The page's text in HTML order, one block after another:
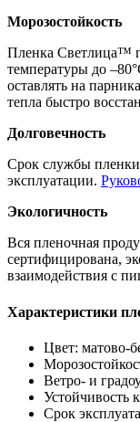
Морозостойкость
Пленка Светлица™
температуры до
оставлять на
тепла быстро
Долговечность
Срок службы пленки
эксплуатации.
Экологичность
Вся пленочная
сертифицирована,
взаимодействия с
Характеристики
Цвет: матово-
Ветро- и
Устойчивость
Срок